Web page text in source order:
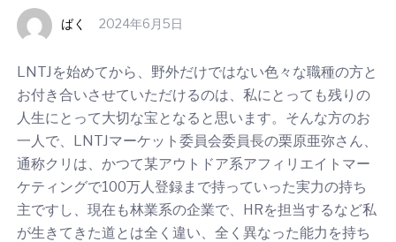
ばく 2024年6月5日
LNTJを始めてから、野外だけではない色々な職種の方と
お付き合いさせていただけるのは、私にとっても残りの
人生にとって大切な宝となると思います。そんな方のお
一人で、LNTJマーケット委員会委員長の栗原亜弥さん、
通称クリは、かつて某アウトドア系アフィリエイトマー
ケティングで100万人登録まで持っていった実力の持ち
主ですし、現在も林業系の企業で、HRを担当するなど私
が生きてきた道とは全く違い、全く異なった能力を持ち